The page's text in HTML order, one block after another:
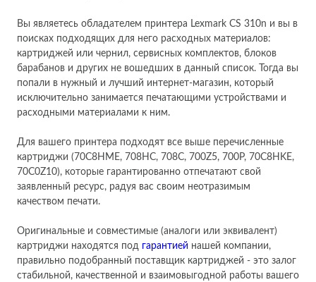
Вы являетесь обладателем принтера Lexmark CS 310n и вы в
поисках подходящих для него расходных материалов:
картриджей или чернил, сервисных комплектов, блоков
барабанов и других не вошедших в данный список. Тогда вы
попали в нужный и лучший интернет-магазин, который
исключительно занимается печатающими устройствами и
расходными материалами к ним.
Для вашего принтера подходят все выше перечисленные
картриджи (70C8HME, 708HC, 708C, 700Z5, 700P, 70C8HKE,
70C0Z10), которые гарантированно отпечатают свой
заявленный ресурс, радуя вас своим неотразимым
качеством печати.
Оригинальные и совместимые (аналоги или эквивалент)
картриджи находятся под гарантией нашей компании,
правильно подобранный поставщик картриджей - это залог
стабильной, качественной и взаимовыгодной работы вашего